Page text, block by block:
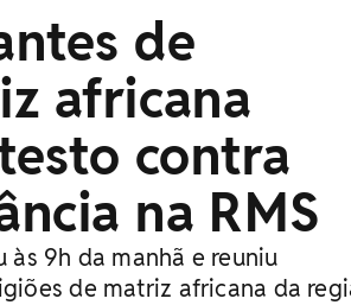
de
africana
contra
na RMS
9h da manhã e reuniu
de matriz africana da